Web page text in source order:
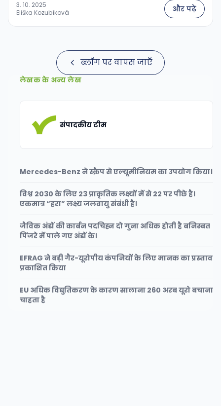
3. 10. 2025
Eliška Kozubíková
और पढ़ें
ब्लॉग पर वापस जाएँ
लेखक के अन्य लेख
संपादकीय टीम
Mercedes-Benz ने स्क्रैप से एल्यूमीनियम का उपयोग किया।
विश्व 2030 के लिए 23 प्राकृतिक लक्ष्यों में से 22 पर पीछे है।
एकमात्र “हरा” लक्ष्य जलवायु संबंधी है।
जैविक अंडों की कार्बन पदचिह्न दो गुना अधिक होती है बनिस्बत
पिंजरे में पाले गए अंडों के।
EFRAG ने बड़ी गैर-यूरोपीय कंपनियों के लिए मानक का प्रस्ताव
प्रकाशित किया
EU अधिक विद्युतिकरण के कारण सालाना 260 अरब यूरो बचाना
चाहता है